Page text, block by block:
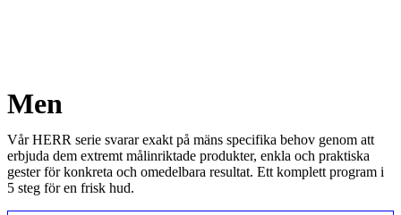
Men
Vår HERR serie svarar exakt på mäns specifika behov genom att
erbjuda dem extremt målinriktade produkter, enkla och praktiska
gester för konkreta och omedelbara resultat. Ett komplett program i
5 steg för en frisk hud.